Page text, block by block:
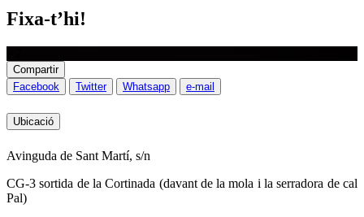
Fixa-t’hi!
Compartir
Facebook
Twitter Whatsapp e-mail
Ubicació
Avinguda de Sant Martí, s/n
CG-3 sortida de la Cortinada (davant de la mola i la serradora de cal
Pal)